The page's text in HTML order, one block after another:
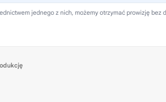
jednego z nich, możemy otrzymać prowizję bez